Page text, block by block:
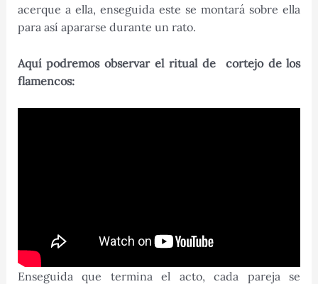
acerque a ella, enseguida este se montará sobre ella
para así apararse durante un rato.
Aquí podremos observar el ritual de cortejo de los
flamencos:
Enseguida que termina el acto, cada pareja se